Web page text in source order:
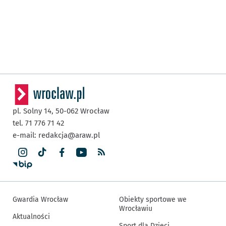
pl. Solny 14, 50-062 Wrocław
tel. 71 776 71 42
e-mail: redakcja@araw.pl
Gwardia Wrocław
Aktualności
Obiekty sportowe we
Wrocławiu